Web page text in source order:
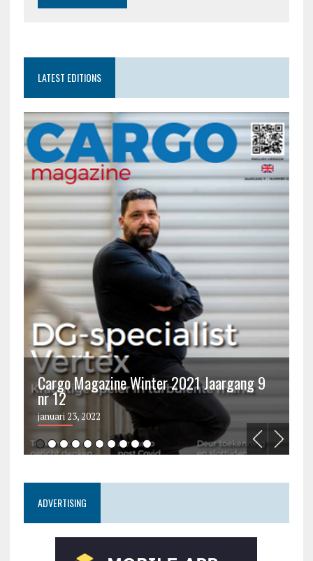
LATEST EDITIONS
Cargo Magazine Winter 2021 Jaargang 9
nr 12
januari 23, 2022
ADVERTISING